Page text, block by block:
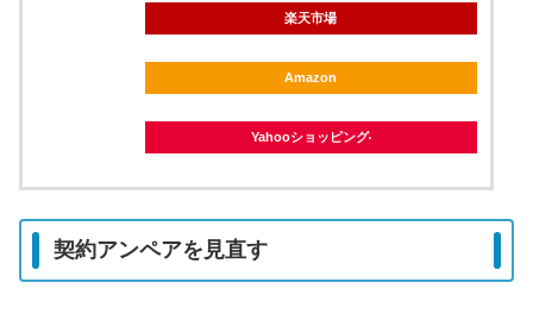
楽天市場
Amazon
Yahooショッピング
契約アンペアを見直す